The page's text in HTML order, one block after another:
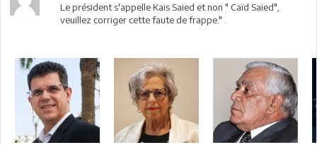
Le président s'appelle Kais Saied et non " Caïd Saied",
veuillez corriger cette faute de frappe." .